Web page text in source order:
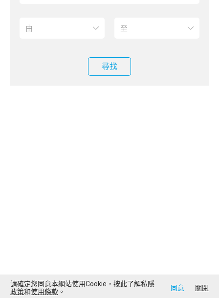
尋找
請確定您同意本網站使用Cookie，按此了解私隱
政策和使用條款 。 同意 關閉